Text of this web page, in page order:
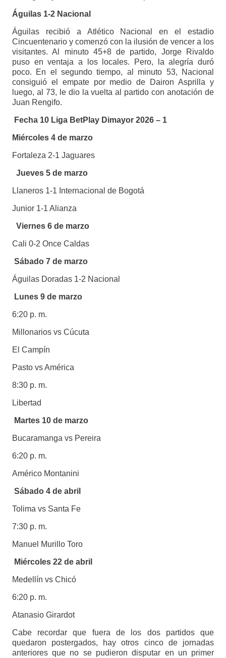
Águilas 1-2 Nacional
Águilas recibió a Atlético Nacional en el estadio
Cincuentenario y comenzó con la ilusión de vencer a los
visitantes. Al minuto 45+8 de partido, Jorge Rivaldo
puso en ventaja a los locales. Pero, la alegría duró
poco. En el segundo tiempo, al minuto 53, Nacional
consiguió el empate por medio de Dairon Asprilla y
luego, al 73, le dio la vuelta al partido con anotación de
Juan Rengifo.
Fecha 10 Liga BetPlay Dimayor 2026 – 1
Miércoles 4 de marzo
Fortaleza 2-1 Jaguares
Jueves 5 de marzo
Llaneros 1-1 Internacional de Bogotá
Junior 1-1 Alianza
Viernes 6 de marzo
Cali 0-2 Once Caldas
Sábado 7 de marzo
Águilas Doradas 1-2 Nacional
Lunes 9 de marzo
6:20 p. m.
Millonarios vs Cúcuta
El Campín
Pasto vs América
8:30 p. m.
Libertad
Martes 10 de marzo
Bucaramanga vs Pereira
6:20 p. m.
Américo Montanini
Sábado 4 de abril
Tolima vs Santa Fe
7:30 p. m.
Manuel Murillo Toro
Miércoles 22 de abril
Medellín vs Chicó
6:20 p. m.
Atanasio Girardot
Cabe recordar que fuera de los dos partidos que
quedaron postergados, hay otros cinco de jornadas
anteriores que no se pudieron disputar en un primer